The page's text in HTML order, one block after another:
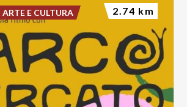
ARTE E CULTURA 2.74 km